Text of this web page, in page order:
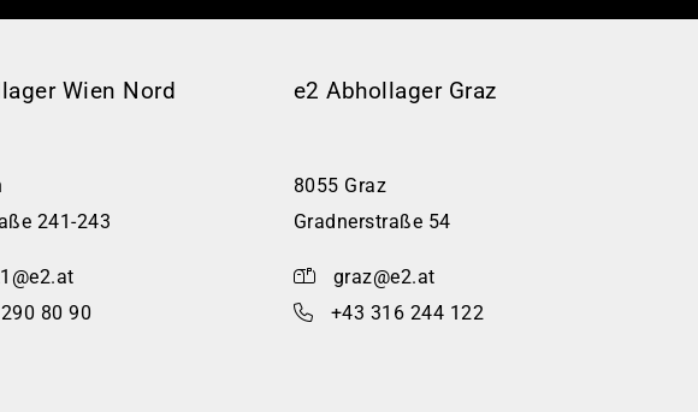
Wien Nord
241-243
80 90
e2 Abhollager Graz
8055 Graz
Gradnerstraße 54
graz@e2.at
+43 316 244 122